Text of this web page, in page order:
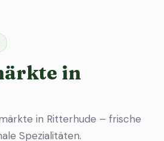
in
in Ritterhude – frische
Spezialitäten.